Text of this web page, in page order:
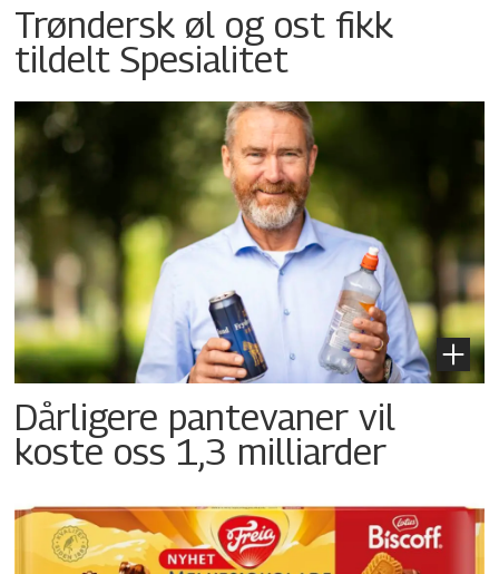
Trøndersk øl og ost fikk
tildelt Spesialitet
Dårligere pantevaner vil
koste oss 1,3 milliarder